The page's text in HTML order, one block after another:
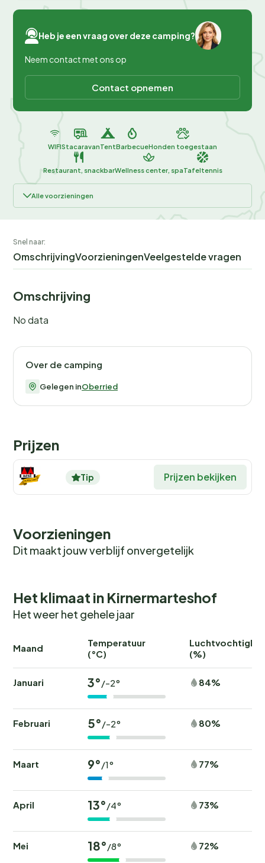
Heb je een vraag over deze camping?
Neem contact met ons op
Contact opnemen
WIFIStacaravanTentBarbecueHonden toegestaan
Restaurant, snackbarWellness center, spaTafeltennis
Alle voorzieningen
Snel naar:
OmschrijvingVoorzieningenVeelgestelde vragen
Omschrijving
No data
Over de camping
Gelegen inOberried
Prijzen
Tip Prijzen bekijken
Voorzieningen
Dit maakt jouw verblijf onvergetelijk
Het klimaat in Kirnermarteshof
Het weer het gehele jaar
Maand
Temperatuur
(°C)
(%)
Januari 3° /-2° 84%
Februari 5° /-2° 80%
Maart 9° /1° 77%
April 13° /4° 73%
Mei 18° /8° 72%